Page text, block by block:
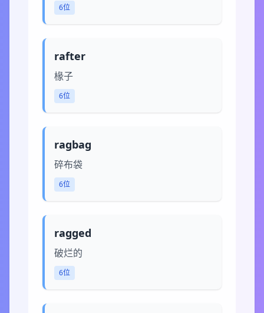
6位
rafter
椽子
6位
ragbag
碎布袋
6位
ragged
破烂的
6位